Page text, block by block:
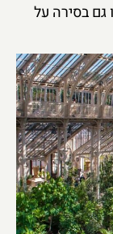
גם בסירה על